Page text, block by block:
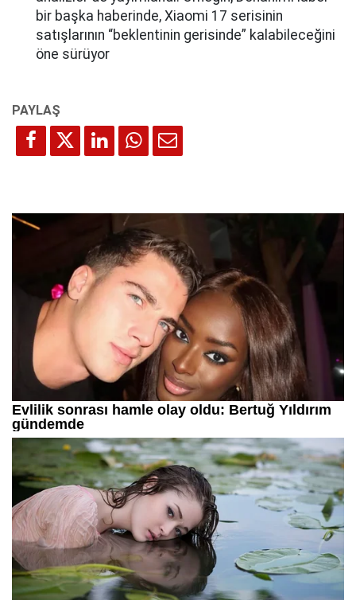
bir başka haberinde, Xiaomi 17 serisinin
satışlarının “beklentinin gerisinde” kalabileceğini
öne sürüyor